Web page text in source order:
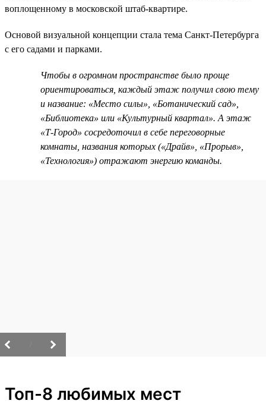
воплощенному в московской штаб-квартире.
Основой визуальной концепции стала тема Санкт-Петербурга
с его садами и парками.
Чтобы в огромном пространстве было проще
ориентироваться, каждый этаж получил свою тему
и название: «Место силы», «Ботанический сад»,
«Библиотека» или «Культурный квартал». А этаж
«Т-Город» сосредоточил в себе переговорные
комнаты, названия которых («Драйв», «Прорыв»,
«Технология») отражают энергию команды.
Топ-8 любимых мест